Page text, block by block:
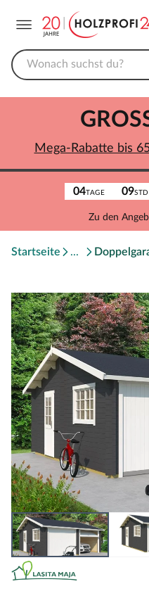
04TAGE 09STD.
Zu den
Mega-Rabatte bis
Startseite